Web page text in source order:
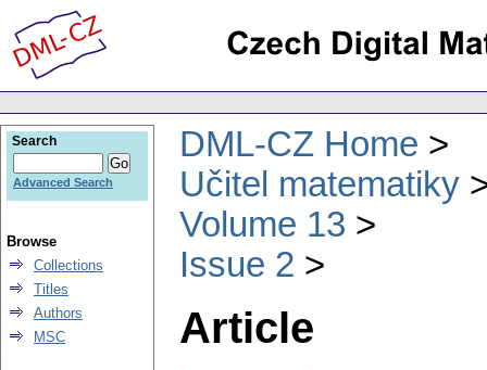
DML-CZ Home
Učitel matematiky
Volume 13
Issue 2
Article
Search
Advanced Search
Browse
Collections
Titles
Authors
MSC